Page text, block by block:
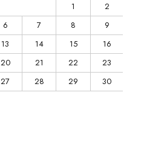
1
2
6 7 8
9
13 14 15
16
20 21 22
23
27 28 29 30